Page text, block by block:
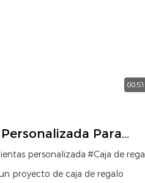
00:51
Para
De Espuma
Tamaños.
personalizada #Caja de regalo personalizada para cuchillos
proyecto de caja de regalo